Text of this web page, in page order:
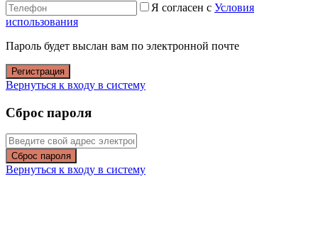
Я согласен с Условия
использования
Пароль будет выслан вам по электронной почте
Регистрация
Вернуться к входу в систему
Сброс пароля
Сброс пароля
Вернуться к входу в систему